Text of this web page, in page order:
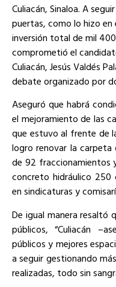
Culiacán, Sinaloa. A
puertas, como lo hizo en
inversión total de mil
comprometió el
Culiacán, Jesús Valdés
debate organizado por
Aseguró que habrá
el mejoramiento de las
que estuvo al frente de
logro renovar la
de 92 fraccionamientos
concreto hidráulico 250
en sindicaturas y
De igual manera resaltó
públicos, “Culiacán
públicos y mejores
a seguir gestionando
realizadas, todo sin